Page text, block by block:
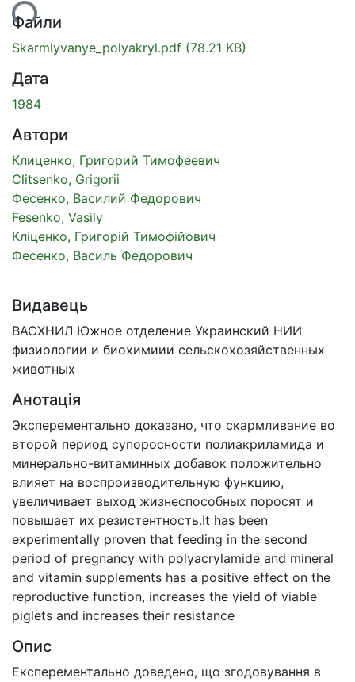
Файли
Skarmlyvanye_polyakryl.pdf (78.21 KB)
Дата
1984
Автори
Клиценко, Григорий Тимофеевич
Clitsenko, Grigorii
Фесенко, Василий Федорович
Fesenko, Vasily
Кліценко, Григорій Тимофійович
Фесенко, Василь Федорович
Видавець
ВАСХНИЛ Южное отделение Украинский НИИ
физиологии и биохимиии сельскохозяйственных
животных
Анотація
Эксперементально доказано, что скармливание во
второй период супоросности полиакриламида и
минерально-витаминных добавок положительно
влияет на воспроизводительную функцию,
увеличивает выход жизнеспособных поросят и
повышает их резистентность.It has been
experimentally proven that feeding in the second
period of pregnancy with polyacrylamide and mineral
and vitamin supplements has a positive effect on the
reproductive function, increases the yield of viable
piglets and increases their resistance
Опис
Експерементально доведено, що згодовування в